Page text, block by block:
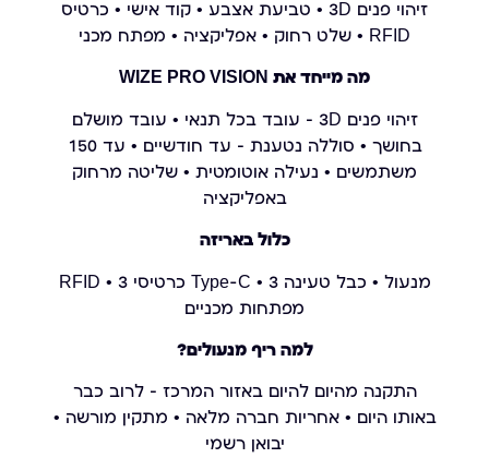
זיהוי פנים 3D • טביעת אצבע • קוד אישי • כרטיס
RFID • שלט רחוק • אפליקציה • מפתח מכני
מה מייחד את WIZE PRO VISION
זיהוי פנים 3D – עובד בכל תנאי • עובד מושלם
בחושך • סוללה נטענת – עד חודשיים • עד 150
משתמשים • נעילה אוטומטית • שליטה מרחוק
באפליקציה
כלול באריזה
מנעול • כבל טעינה Type-C • 3 כרטיסי RFID • 3
מפתחות מכניים
למה ריף מנעולים?
התקנה מהיום להיום באזור המרכז – לרוב כבר
באותו היום • אחריות חברה מלאה • מתקין מורשה •
יבואן רשמי